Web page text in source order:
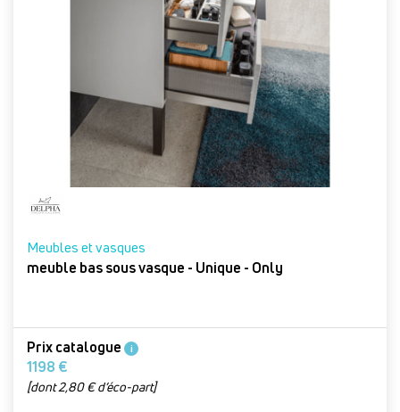
Meubles et vasques
meuble bas sous vasque - Unique - Only
Prix catalogue i
1198 €
[dont 2,80 € d’éco-part]